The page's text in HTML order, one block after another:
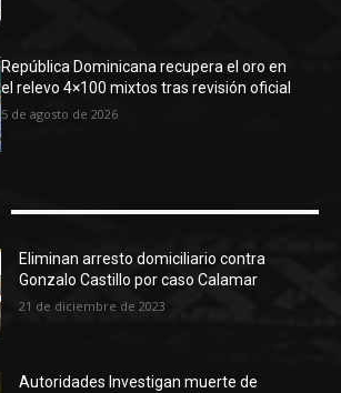
República Dominicana recupera el oro en
el relevo 4×100 mixtos tras revisión oficial
5 de agosto de 2026
Eliminan arresto domiciliario contra
Gonzalo Castillo por caso Calamar
21 de diciembre de 2023
Autoridades Investigan muerte de